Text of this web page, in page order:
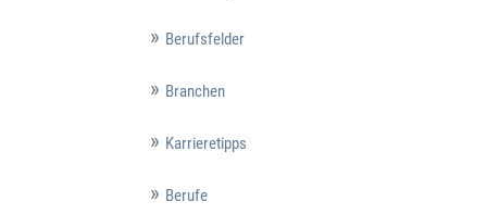
Berufsfelder
Branchen
Karrieretipps
Berufe